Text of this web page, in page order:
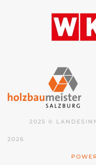
2025 ©
2026